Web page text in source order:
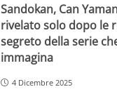
Sandokan, Can
rivelato solo dopo le
segreto della serie
immagina
4 Dicembre 2025